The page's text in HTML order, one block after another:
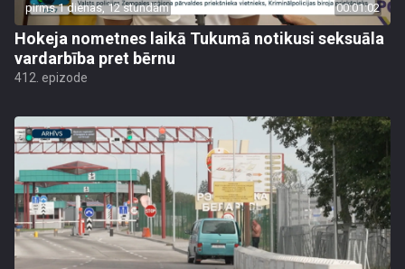
pirms 1 dienas, 12 stundām 00:01:02
Hokeja nometnes laikā Tukumā notikusi seksuāla
vardarbība pret bērnu
412. epizode